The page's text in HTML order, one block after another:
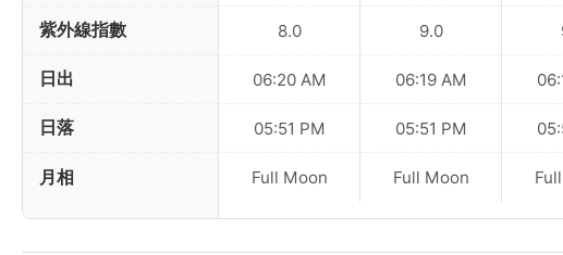
紫外線指數
日出
日落
月相
8.0
06:20 AM
05:51 PM
Full Moon
9.0
06:19 AM
05:51 PM
Full Moon